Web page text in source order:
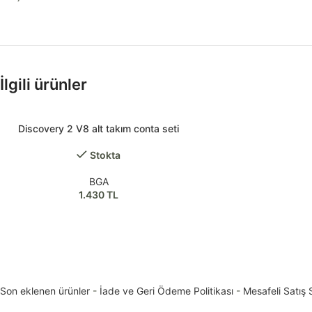
İlgili ürünler
Discovery 2 V8 alt takım conta seti
Stokta
BGA
1.430TL
Son eklenen ürünler - İade ve Geri Ödeme Politikası - Mesafeli Satış